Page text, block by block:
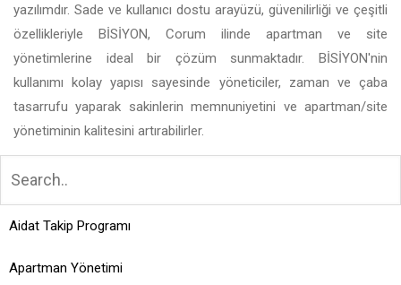
yazılımdır. Sade ve kullanıcı dostu arayüzü, güvenilirliği ve çeşitli
özellikleriyle BİSİYON, Corum ilinde apartman ve site
yönetimlerine ideal bir çözüm sunmaktadır. BİSİYON'nin
kullanımı kolay yapısı sayesinde yöneticiler, zaman ve çaba
tasarrufu yaparak sakinlerin memnuniyetini ve apartman/site
yönetiminin kalitesini artırabilirler.
Aidat Takip Programı
Apartman Yönetimi